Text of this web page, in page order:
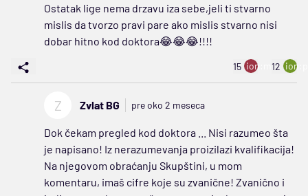
Ostatak lige nema drzavu iza sebe,jeli ti stvarno
mislis da tvorzo pravi pare ako mislis stvarno nisi
dobar hitno kod doktora😂😂😂!!!!
15 ion:minus
12
Z Zvlat BG pre oko 2 meseca
Dok čekam pregled kod doktora ... Nisi razumeo šta
je napisano! Iz nerazumevanja proizilazi kvalifikacija!
Na njegovom obraćanju Skupštini, u mom
komentaru, imaš cifre koje su zvanične! Zvanično i